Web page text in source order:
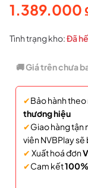
Giá
gốc
là:
1.489.000
1.389.000
Giá
hiện
tại
là:
1.389.000
Tình trạng kho:Đã
🚚 Giá trên chưa
✔Bảo hành theo
thương hiệu
✔Giao hàng tận
viên NVBPlay
✔ Xuất hoá đơn
✔Cam kết